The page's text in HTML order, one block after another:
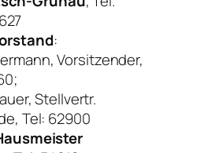
:
Vorsitzender,
Stellvertr.
Tel: 62900